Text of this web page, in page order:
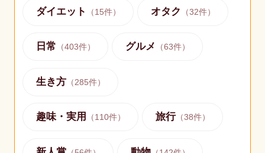
ダイエット （15件） オタク （32件）
日常 （403件） グルメ （63件）
生き方（285件）
趣味・実用 （110件） 旅行（38件）